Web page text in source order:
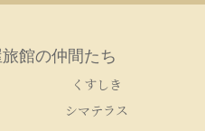
館の仲間たち
くすしき
シマテラス